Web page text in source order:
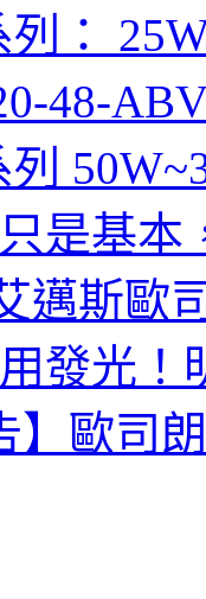
：
48-
是基本
邁斯歐
發光！
】歐司